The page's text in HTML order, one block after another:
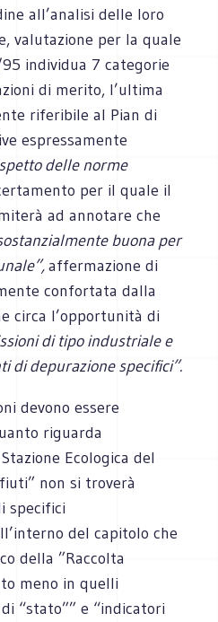
all’analisi delle loro
valutazione per la quale
individua 7 categorie
di merito, l’ultima
riferibile al Pian di
espressamente
delle norme
per il quale il
ad annotare che
buona per
affermazione di
confortata dalla
circa l’opportunità di
di tipo industriale e
di depurazione specifici”.
devono essere
riguarda
Ecologica del
non si troverà
specifici
del capitolo che
della ”Raccolta
meno in quelli
“stato”” e “indicatori